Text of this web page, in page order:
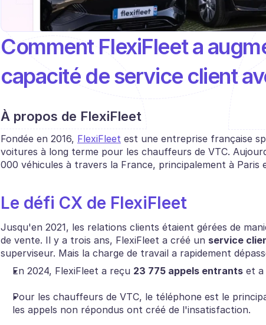
Comment FlexiFleet a
capacité de service client
À propos de FlexiFleet
Fondée en 2016, FlexiFleet est une entreprise française
voitures à long terme pour les chauffeurs de VTC.
000 véhicules à travers la France, principalement à Paris
Le défi CX de FlexiFleet
Jusqu'en 2021, les relations clients étaient gérées de
de vente. Il y a trois ans, FlexiFleet a créé un service
superviseur. Mais la charge de travail a rapidement
En 2024, FlexiFleet a reçu 23 775 appels entrants et a
Pour les chauffeurs de VTC, le téléphone est le
les appels non répondus ont créé de l'insatisfaction.